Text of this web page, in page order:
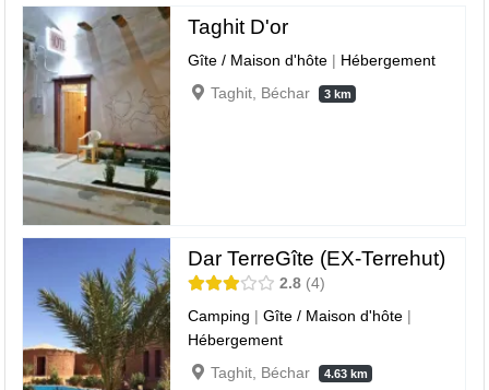
Taghit D'or
Gîte / Maison d'hôte | Hébergement
Taghit, Béchar
3 km
Dar TerreGîte (EX-Terrehut)
2.8 4
Camping |Gîte / Maison d'hôte |
Hébergement
Taghit, Béchar
4.63 km